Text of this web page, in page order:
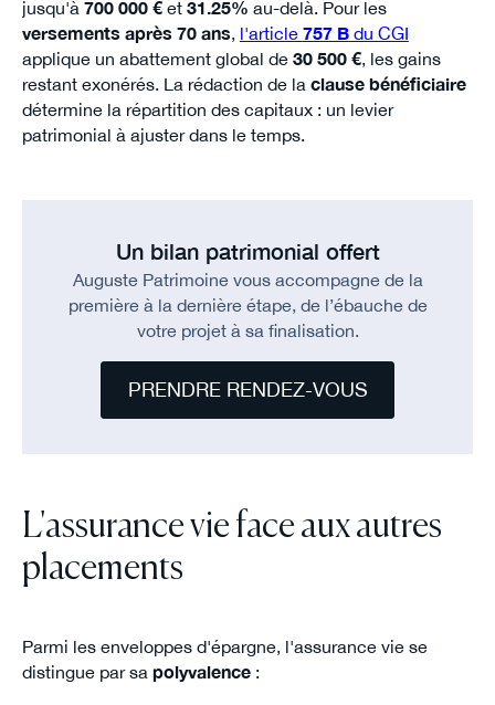
jusqu'à 700 000 €et 31.25% au-delà. Pour les
versements après 70 ans, l'article 757 Bdu CGI
applique un abattement global de 30 500 €, les gains
restant exonérés. La rédaction de la clause bénéficiaire
détermine la répartition des capitaux : un levier
patrimonial à ajuster dans le temps.
Un bilan patrimonial offert
Auguste Patrimoine vous accompagne de la
première à la dernière étape, de l’ébauche de
votre projet à sa finalisation.
PRENDRE RENDEZ-VOUS
L'assurance vie face aux autres
placements
Parmi les enveloppes d'épargne, l'assurance vie se
distingue par sa polyvalence: